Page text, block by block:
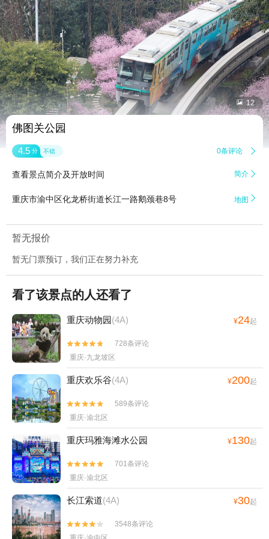
 12
佛图关公园
4.5 分 不错 0条评论 
查看景点简介及开放时间 简介 
重庆市渝中区化龙桥街道长江一路鹅颈巷8号 地图 
暂无报价
暂无门票预订，我们正在努力补充
看了该景点的人还看了
重庆动物园(4A) ¥24起


728条评论
重庆·九龙坡区
重庆欢乐谷(4A) ¥200起


589条评论
重庆·渝北区
重庆玛雅海滩水公园 ¥130起


701条评论
重庆·渝北区
长江索道(4A) ¥30起


3548条评论
